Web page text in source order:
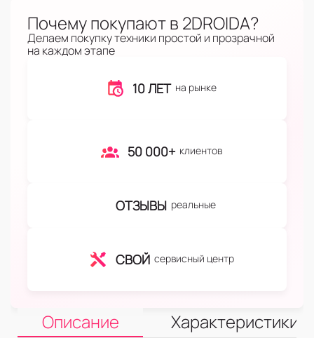
Почему покупают в 2DROIDA?
Делаем покупку техники простой и прозрачной
на каждом этапе
10 ЛЕТ на рынке
50 000+ клиентов
ОТЗЫВЫ реальные
СВОЙ сервисный центр
Описание Характеристики